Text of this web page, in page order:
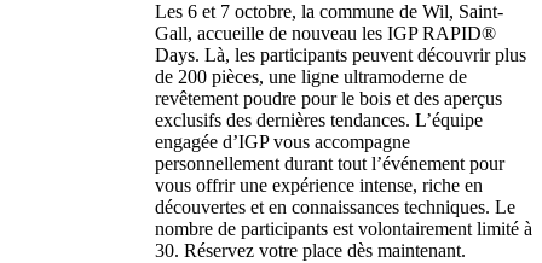
Les 6 et 7 octobre, la commune de Wil, Saint-
Gall, accueille de nouveau les IGP RAPID®
Days. Là, les participants peuvent découvrir plus
de 200 pièces, une ligne ultramoderne de
revêtement poudre pour le bois et des aperçus
exclusifs des dernières tendances. L’équipe
engagée d’IGP vous accompagne
personnellement durant tout l’événement pour
vous offrir une expérience intense, riche en
découvertes et en connaissances techniques. Le
nombre de participants est volontairement limité à
30. Réservez votre place dès maintenant.